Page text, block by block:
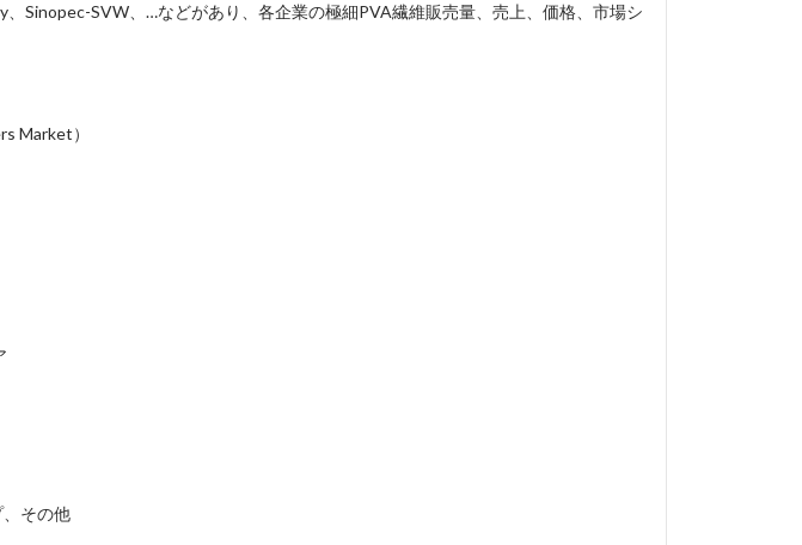
Sinopec-SVW、…などがあり、各企業の極細PVA繊維販売量、売上、価格、市場シ
Market）
その他